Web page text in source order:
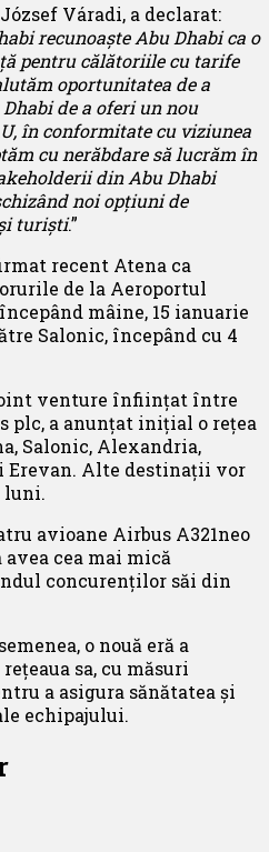
Váradi, a declarat:
recunoaște Abu Dhabi ca o
pentru călătoriile cu tarife
oportunitatea de a
de a oferi un nou
în conformitate cu viziunea
cu nerăbdare să lucrăm în
din Abu Dhabi
noi opțiuni de
turiști.”
recent Atena ca
de la Aeroportul
mâine, 15 ianuarie
Salonic, începând cu 4
venture înființat între
plc, a anunțat inițial o rețea
Salonic, Alexandria,
Erevan. Alte destinații vor
luni.
avioane Airbus A321neo
cea mai mică
concurenților săi din
o nouă eră a
sa, cu măsuri
a asigura sănătatea și
echipajului.